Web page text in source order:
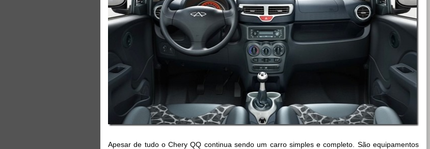
Apesar de tudo o Chery QQ continua sendo um carro simples e completo. São equipamentos